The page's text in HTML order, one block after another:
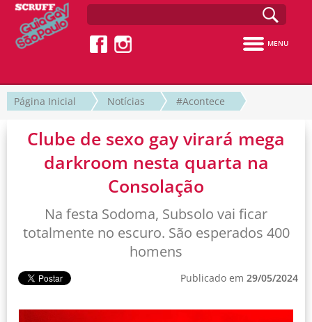
MENU
Página Inicial Notícias #Acontece
Clube de sexo gay virará mega
darkroom nesta quarta na
Consolação
Na festa Sodoma, Subsolo vai ficar
totalmente no escuro. São esperados 400
homens
Publicado em 29/05/2024